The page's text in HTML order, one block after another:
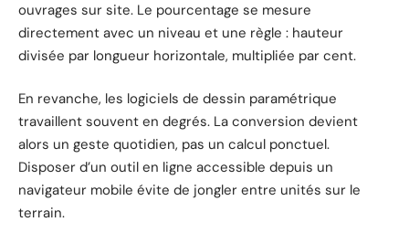
ouvrages sur site. Le pourcentage se mesure
directement avec un niveau et une règle : hauteur
divisée par longueur horizontale, multipliée par cent.
En revanche, les logiciels de dessin paramétrique
travaillent souvent en degrés. La conversion devient
alors un geste quotidien, pas un calcul ponctuel.
Disposer d’un outil en ligne accessible depuis un
navigateur mobile évite de jongler entre unités sur le
terrain.